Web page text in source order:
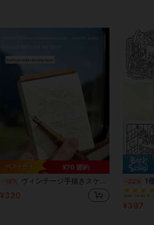
¥70 節約
-18% ヴィンテージ手描きスケッチ塗り絵本 2.0、クリエイティブなドローイングノート、DIY塗り絵アート色鉛筆スケッチブック、空白スケッチコピーラインアートアウトラインドゥードルブック
¥320
-22% 1冊 "The Little Corner: 大
#2 ベスト
#2 ベスト
#2 ベスト
#2 ベスト
¥397